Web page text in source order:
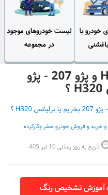
خودرو با
لیست خودروهای موجود
در مجموعه
مقایسه برلیانس H320 و پژو 207 - پژو
خرید و فروش خودرو صفر وکارکرده
تاریخ به روز رسانی 10 تیر 405
آموزش تشخیص رنگ